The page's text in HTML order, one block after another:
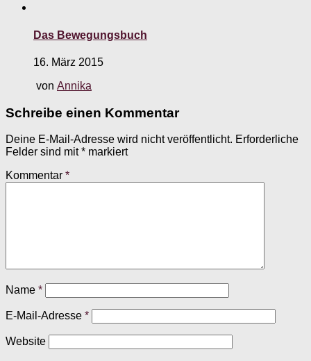
Das Bewegungsbuch
16. März 2015
von Annika
Schreibe einen Kommentar
Deine E-Mail-Adresse wird nicht veröffentlicht. Erforderliche
Felder sind mit* markiert
Kommentar *
Name *
E-Mail-Adresse *
Website